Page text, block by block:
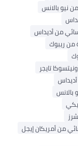
نيو بالانس
من أديداس
من ريبوك
تايجر
من أمريكان إيجل